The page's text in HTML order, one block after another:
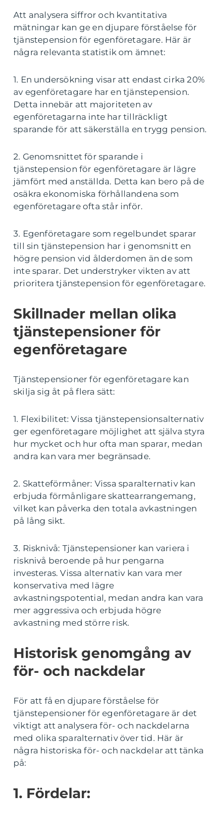
Att analysera siffror och kvantitativa
mätningar kan ge en djupare förståelse för
tjänstepension för egenföretagare. Här är
några relevanta statistik om ämnet:
1. En undersökning visar att endast cirka 20%
av egenföretagare har en tjänstepension.
Detta innebär att majoriteten av
egenföretagarna inte har tillräckligt
sparande för att säkerställa en trygg pension.
2. Genomsnittet för sparande i
tjänstepension för egenföretagare är lägre
jämfört med anställda. Detta kan bero på de
osäkra ekonomiska förhållandena som
egenföretagare ofta står inför.
3. Egenföretagare som regelbundet sparar
till sin tjänstepension har i genomsnitt en
högre pension vid ålderdomen än de som
inte sparar. Det understryker vikten av att
prioritera tjänstepension för egenföretagare.
Skillnader mellan olika
tjänstepensioner för
egenföretagare
Tjänstepensioner för egenföretagare kan
skilja sig åt på flera sätt:
1. Flexibilitet: Vissa tjänstepensionsalternativ
ger egenföretagare möjlighet att själva styra
hur mycket och hur ofta man sparar, medan
andra kan vara mer begränsade.
2. Skatteförmåner: Vissa sparalternativ kan
erbjuda förmånligare skattearrangemang,
vilket kan påverka den totala avkastningen
på lång sikt.
3. Risknivå: Tjänstepensioner kan variera i
risknivå beroende på hur pengarna
investeras. Vissa alternativ kan vara mer
konservativa med lägre
avkastningspotential, medan andra kan vara
mer aggressiva och erbjuda högre
avkastning med större risk.
Historisk genomgång av
för- och nackdelar
För att få en djupare förståelse för
tjänstepensioner för egenföretagare är det
viktigt att analysera för- och nackdelarna
med olika sparalternativ över tid. Här är
några historiska för- och nackdelar att tänka
på:
1. Fördelar: